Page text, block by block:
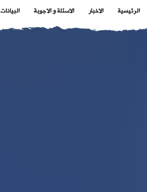
الرئيسية الاخبار الاسئلة و الاجوبة البيانات